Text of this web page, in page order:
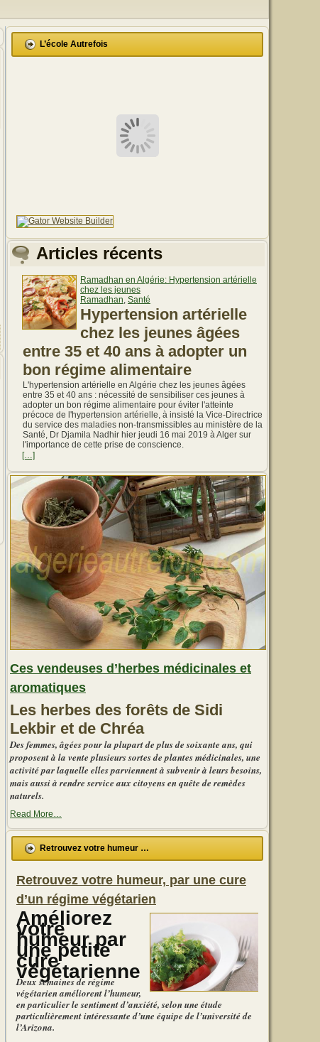
L’école Autrefois
Articles récents
Ramadhan en Algérie: Hypertension artérielle
chez les jeunes
Ramadhan, Santé
Hypertension artérielle
chez les jeunes âgées
entre 35 et 40 ans à adopter un
bon régime alimentaire
L'hypertension artérielle en Algérie chez les jeunes âgées
entre 35 et 40 ans : nécessité de sensibiliser ces jeunes à
adopter un bon régime alimentaire pour éviter l'atteinte
précoce de l'hypertension artérielle, à insisté la Vice-Directrice
du service des maladies non-transmissibles au ministère de la
Santé, Dr Djamila Nadhir hier jeudi 16 mai 2019 à Alger sur
l'importance de cette prise de conscience.
[…]
Ces vendeuses d’herbes médicinales et
aromatiques
Les herbes des forêts de Sidi
Lekbir et de Chréa
Des femmes, âgées pour la plupart de plus de soixante ans, qui
proposent à la vente plusieurs sortes de plantes médicinales, une
activité par laquelle elles parviennent à subvenir à leurs besoins,
mais aussi à rendre service aux citoyens en quête de remèdes
naturels.
Read More
vendeuses
médicinales
et
Retrouvez votre humeur …
Retrouvez votre humeur, par une cure
d’un régime végétarien
Améliorez
votre
humeur par
une petite
cure
végétarienne
Deux semaines de régime
végétarien améliorent l’humeur,
en particulier le sentiment d’anxiété, selon une étude
particulièrement intéressante d’une équipe de l’université de
l’Arizona.